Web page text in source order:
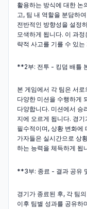
활용하는 방식에 대한 논
고, 팀 내 역할을 분담하
전반적인 방향성을 설정
모색하게 됩니다. 이 과
략적 사고를 기를 수 있
**2부: 전투 - 킹덤 배틀
본 게임에서 각 팀은 서
다양한 미션을 수행하게
다양합니다. 미션에서 승
지에 오르게 됩니다. 경
필수적이며, 상황 변화에
가자들은 실시간으로 상
하는 능력을 체득하게 됩
**3부: 종료 - 결과 공유
경기가 종료된 후, 각 팀
이후 팀별 성과를 공유하